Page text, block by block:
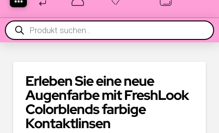
Products
search
Erleben Sie eine neue
Augenfarbe mit FreshLook
Colorblends farbige
Kontaktlinsen